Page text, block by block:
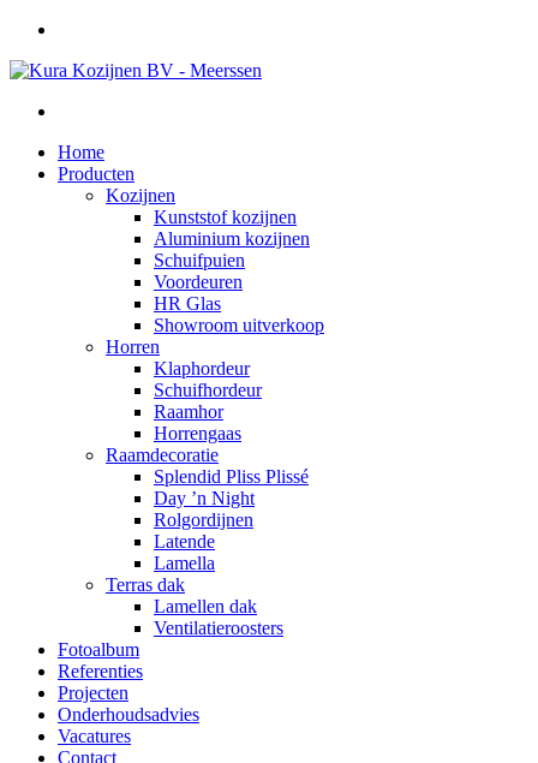
Home
Producten
Kozijnen
Kunststof kozijnen
Aluminium kozijnen
Schuifpuien
Voordeuren
HR Glas
Showroom uitverkoop
Horren
Klaphordeur
Schuifhordeur
Raamhor
Horrengaas
Raamdecoratie
Splendid Pliss Plissé
Day ’n Night
Rolgordijnen
Latende
Lamella
Terras dak
Lamellen dak
Ventilatieroosters
Fotoalbum
Referenties
Projecten
Onderhoudsadvies
Vacatures
Contact